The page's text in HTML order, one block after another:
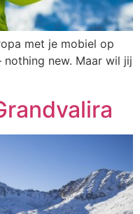
met je mobiel op
new. Maar wil jij